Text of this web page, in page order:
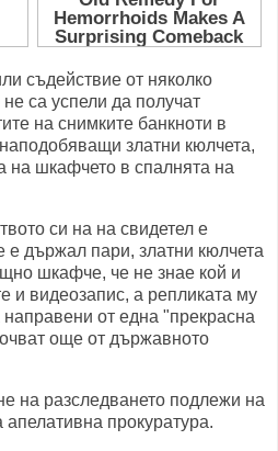
съдействие от няколко
са успели да получат
на снимките банкноти в
златни кюлчета,
на шкафчето в спалнята на
си на на свидетел е
е държал пари, златни кюлчета
шкафче, че не знае кой и
и видеозапис, а репликата му
от една "прекрасна
още от държавното
на разследването подлежи на
прокуратура.